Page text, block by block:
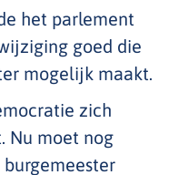
het parlement
goed die
mogelijk maakt.
zich
Nu moet nog